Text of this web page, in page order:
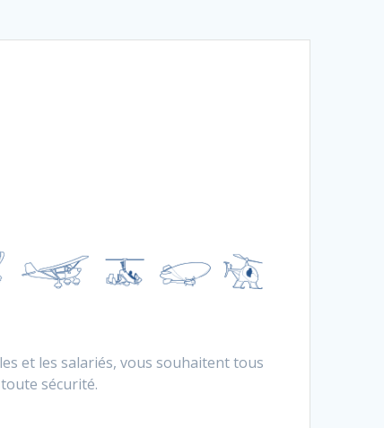
et les salariés, vous souhaitent tous
sécurité.